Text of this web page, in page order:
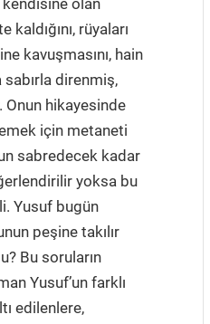
olan
kaldığını, rüyaları
kavuşmasını, hain
direnmiş,
Onun hikayesinde
için metaneti
sabredecek kadar
yoksa bu
Yusuf bugün
peşine takılır
Bu soruların
Yusuf’un farklı
edilenlere,